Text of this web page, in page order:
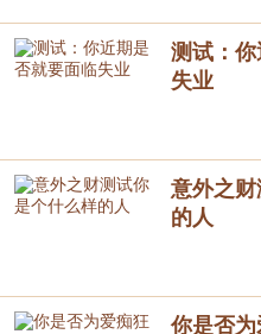
测试：
失业
意外之
的人
你是否